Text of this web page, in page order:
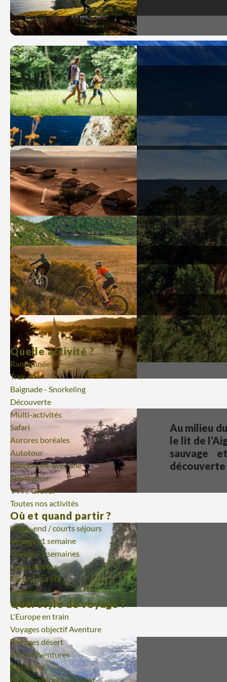
Quelle activité ?
Randonnée
Trek
Baignade - Snorkeling
Découverte
Multi-activités
Safari
Aurores boréales
Autotour
Randonnée avec âne
Navigation
VTT / Gravel
Toutes nos activités
Où et quand partir ?
Week-end / courts séjours
Voyages 1 semaine
Voyages 2 semaines
Longs séjours
Vacances d'été
Saisons
Quel style de voyage ?
L'Europe en train
Voyages objectif Aventure
Voyages désert
Micro-Aventures
Croisières
Rêvez, explorez, voyagez
Au milieu
le lit de
sauvage
découverte